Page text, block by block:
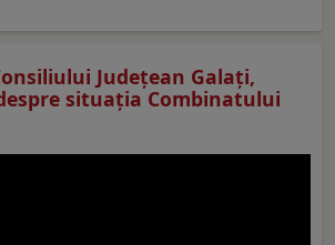
Judeţean Galaţi,
situaţia Combinatului